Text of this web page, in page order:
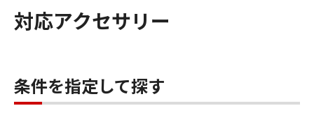
対応アクセサリー
条件を指定して探す